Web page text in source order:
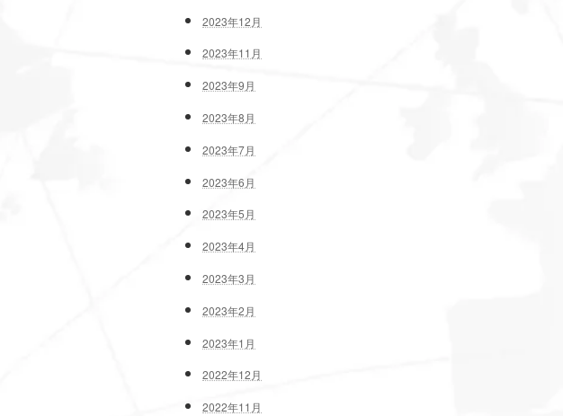
2023年12月
2023年11月
2023年9月
2023年8月
2023年7月
2023年6月
2023年5月
2023年4月
2023年3月
2023年2月
2023年1月
2022年12月
2022年11月